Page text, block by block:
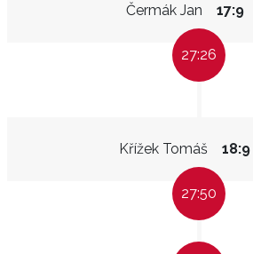
Čermák Jan 17:9
27:26
Křížek Tomáš 18:9
27:50